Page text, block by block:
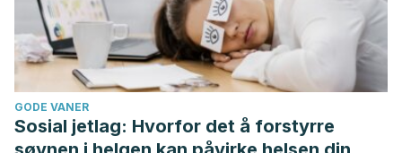
GODE VANER
Sosial jetlag: Hvorfor det å forstyrre